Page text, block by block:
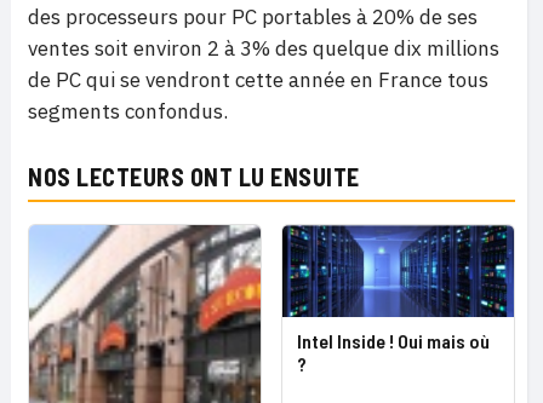
des processeurs pour PC portables à 20% de ses
ventes soit environ 2 à 3% des quelque dix millions
de PC qui se vendront cette année en France tous
segments confondus.
NOS LECTEURS ONT LU ENSUITE
Intel Inside ! Oui mais où
?